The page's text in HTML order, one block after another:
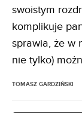
swoistym
komplikuje
sprawia, że w
nie tylko)
TOMASZ GARDZIŃSKI